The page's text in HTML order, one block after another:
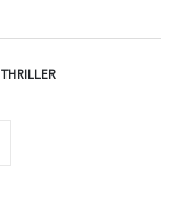
THRILLER